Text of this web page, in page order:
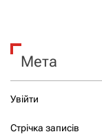
Мета
Увійти
Стрічка записів